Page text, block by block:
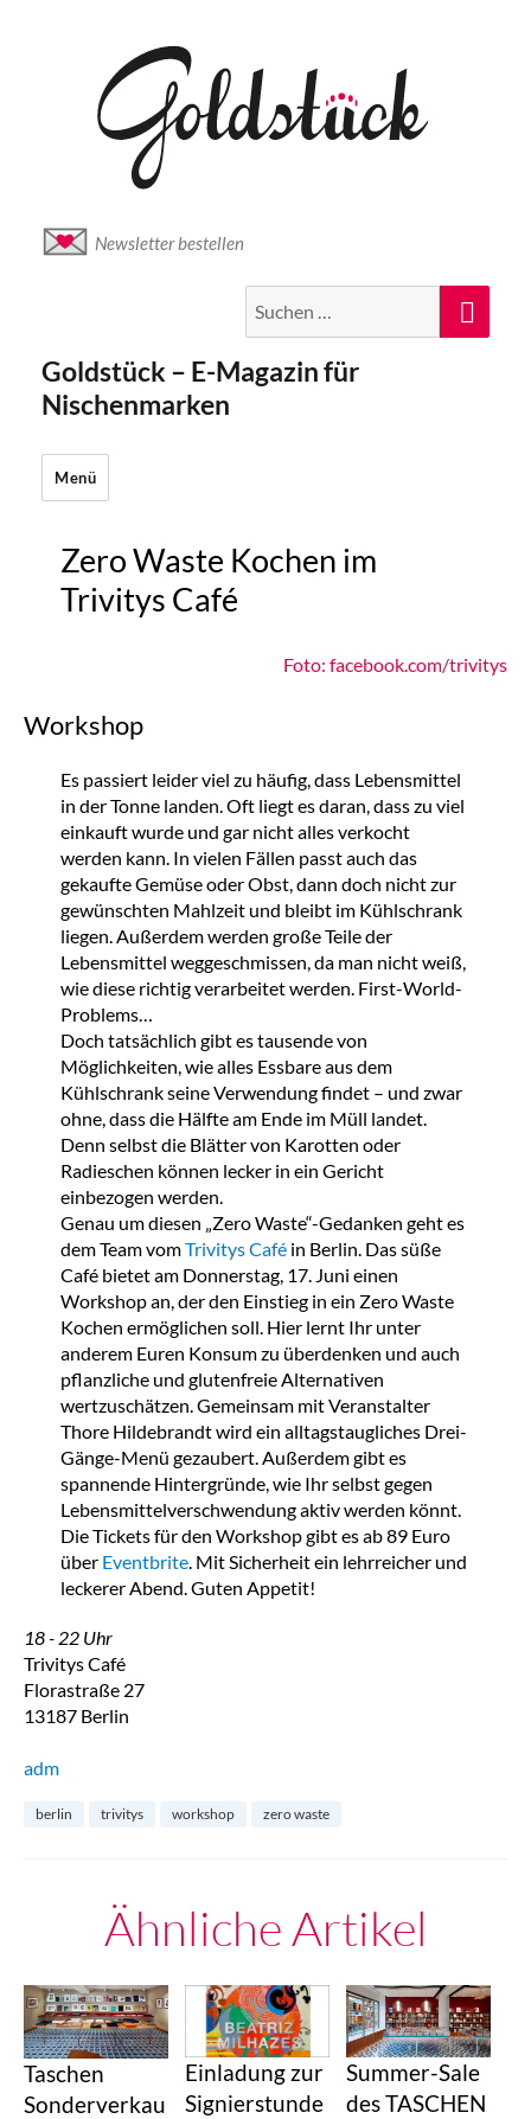
Newsletter bestellen
nach:
Goldstück – E-Magazin für
Nischenmarken
Menü
Zero Waste Kochen im
Trivitys Café
Foto: facebook.com/trivitys
Workshop
Es passiert leider viel zu häufig, dass Lebensmittel
in der Tonne landen. Oft liegt es daran, dass zu viel
einkauft wurde und gar nicht alles verkocht
werden kann. In vielen Fällen passt auch das
gekaufte Gemüse oder Obst, dann doch nicht zur
gewünschten Mahlzeit und bleibt im Kühlschrank
liegen. Außerdem werden große Teile der
Lebensmittel weggeschmissen, da man nicht weiß,
wie diese richtig verarbeitet werden. First-World-
Problems…
Doch tatsächlich gibt es tausende von
Möglichkeiten, wie alles Essbare aus dem
Kühlschrank seine Verwendung findet – und zwar
ohne, dass die Hälfte am Ende im Müll landet.
Denn selbst die Blätter von Karotten oder
Radieschen können lecker in ein Gericht
einbezogen werden.
Genau um diesen „Zero Waste“-Gedanken geht es
dem Team vomTrivitys Café in Berlin. Das süße
Café bietet am Donnerstag, 17. Juni einen
Workshop an, der den Einstieg in ein Zero Waste
Kochen ermöglichen soll. Hier lernt Ihr unter
anderem Euren Konsum zu überdenken und auch
pflanzliche und glutenfreie Alternativen
wertzuschätzen. Gemeinsam mit Veranstalter
Thore Hildebrandt wird ein alltagstaugliches Drei-
Gänge-Menü gezaubert. Außerdem gibt es
spannende Hintergründe, wie Ihr selbst gegen
Lebensmittelverschwendung aktiv werden könnt.
Die Tickets für den Workshop gibt es ab 89 Euro
über Eventbrite. Mit Sicherheit ein lehrreicher und
leckerer Abend. Guten Appetit!
18 - 22 Uhr
Trivitys Café
Florastraße 27
13187 Berlin
adm
berlin trivitys workshop zero waste
Ähnliche Artikel
Taschen
Sonderverkau
Einladung zur
Signierstunde
Summer-Sale
des TASCHEN